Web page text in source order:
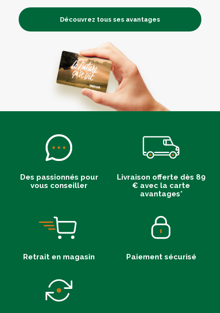
Découvrez tous ses avantages
Des passionnés pour
vous conseiller
Livraison offerte dès 89
€ avec la carte
avantages*
Retrait en magasin Paiement sécurisé